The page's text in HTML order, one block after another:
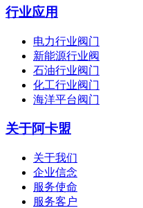
行业应用
电力行业阀门
新能源行业阀
石油行业阀门
化工行业阀门
海洋平台阀门
关于阿卡盟
关于我们
企业信念
服务使命
服务客户